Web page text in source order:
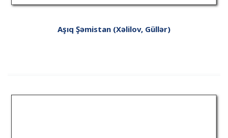
Aşıq Şəmistan (Xəlilov, Güllər)